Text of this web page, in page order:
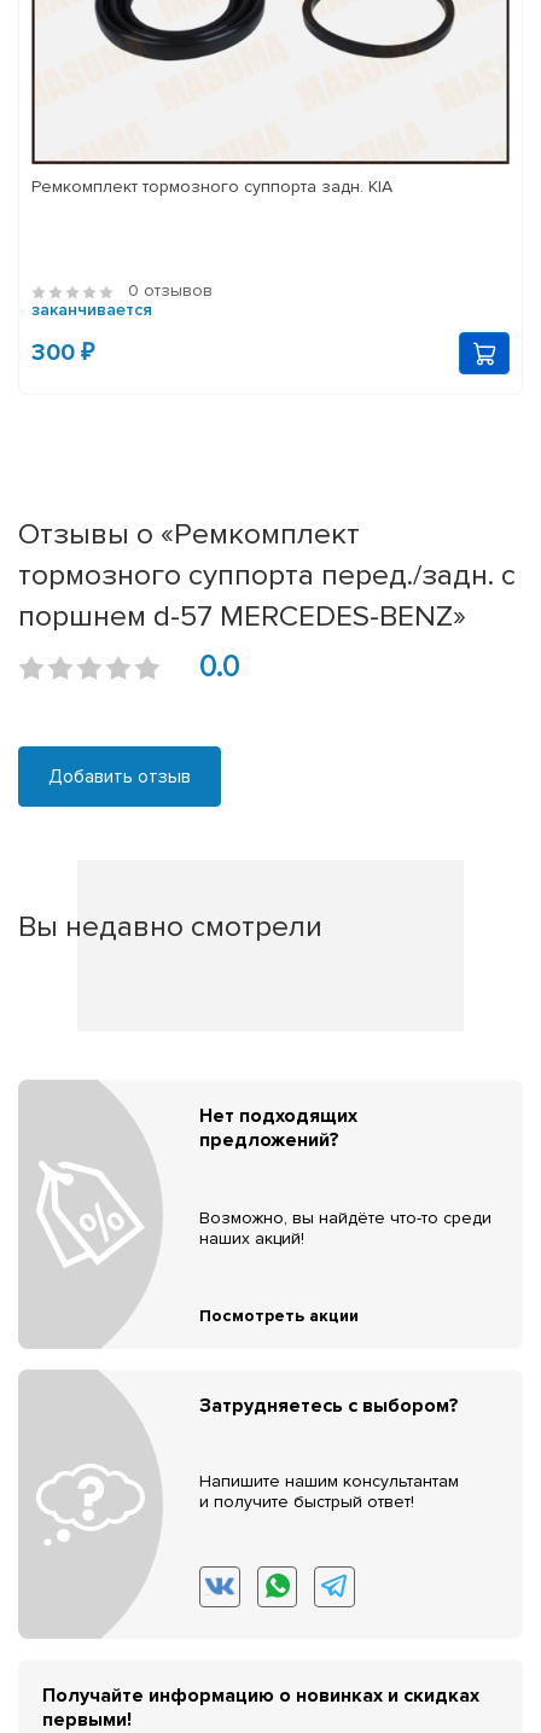
Ремкомплект тормозного суппорта задн. KIA
0 отзывов
заканчивается
300 ₽
Отзывы о «Ремкомплект
тормозного суппорта перед./задн. с
поршнем d-57 MERCEDES-BENZ»
0.0
Добавить отзыв
Вы недавно смотрели
Нет подходящих
предложений?
Возможно, вы найдёте что-то среди
наших акций!
Посмотреть акции
Затрудняетесь с выбором?
Напишите нашим консультантам
и получите быстрый ответ!
Получайте информацию о новинках и скидках
первыми!